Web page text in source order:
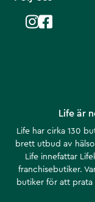
Life är
Life har cirka 130
brett utbud av
Life innefattar
franchisebutiker.
butiker för att prata